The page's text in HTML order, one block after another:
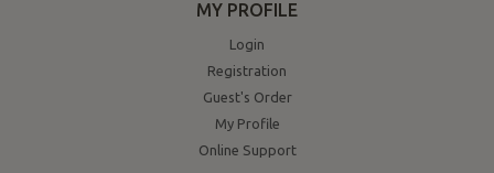
MY PROFILE
Login
Registration
Guest's Order
My Profile
Online Support